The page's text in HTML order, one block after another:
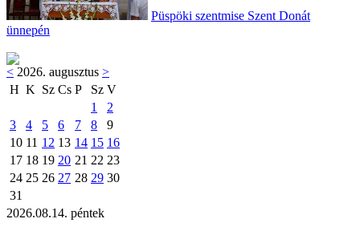
Püspöki szentmise Szent Donát
ünnepén
< 2026. augusztus >
H K Sz Cs P Sz V
1
2
3
4 5 6 7 8
9
10 11 12 13 14 15 16
17 18 19 20 21 22 23
24 25 26 27 28 29 30
31
2026.08.14. péntek